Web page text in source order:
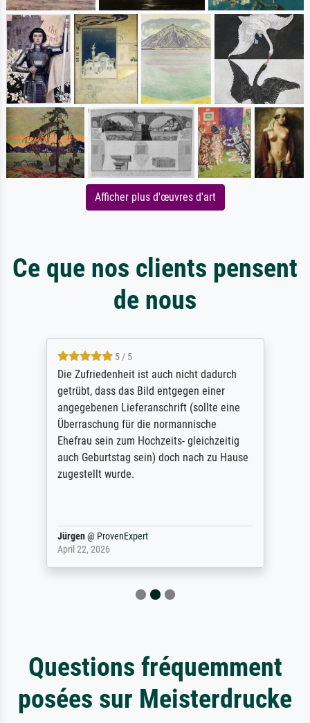
Afficher plus d'œuvres d'art
Ce que nos clients pensent
de nous
5 / 5
Die Zufriedenheit ist auch nicht dadurch
getrübt, dass das Bild entgegen einer
angegebenen Lieferanschrift (sollte eine
Überraschung für die normannische
Ehefrau sein zum Hochzeits- gleichzeitig
auch Geburtstag sein) doch nach zu Hause
zugestellt wurde.
Jürgen@ ProvenExpert
April 22, 2026
Questions fréquemment
posées sur Meisterdrucke